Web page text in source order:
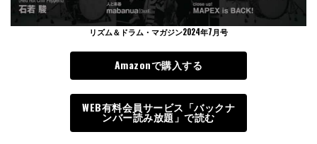
リズム＆ドラム・マガジン2024年7月号
Amazonで購入する
WEB有料会員サービス「バックナ
ンバー読み放題」で読む